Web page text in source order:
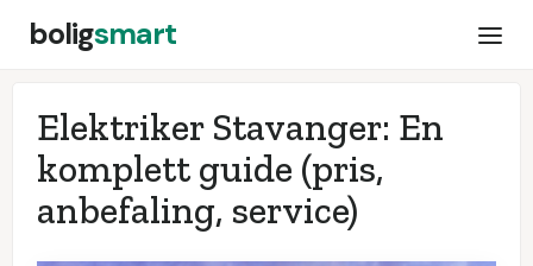
boligsmart
Elektriker Stavanger: En
komplett guide (pris,
anbefaling, service)